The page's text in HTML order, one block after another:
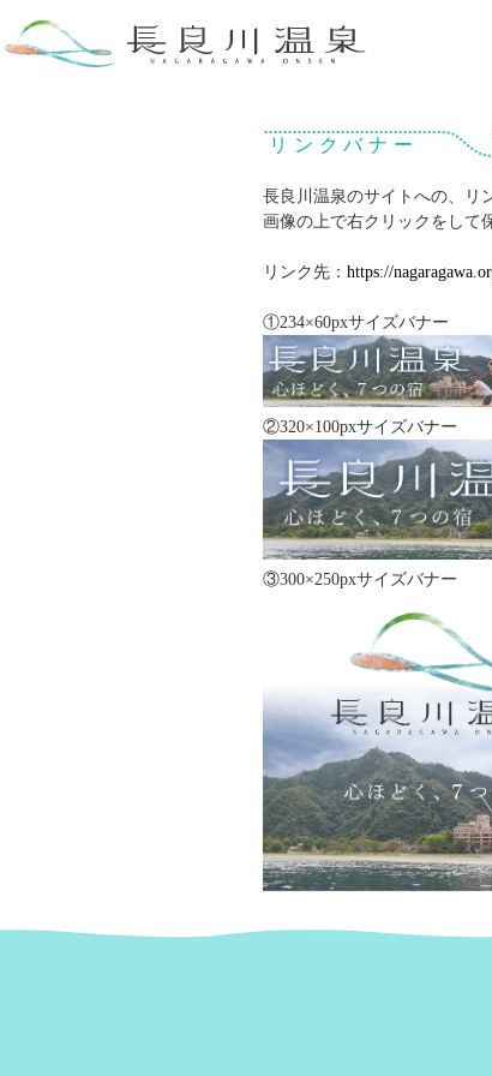
リンクバナー
長良川温泉のサイトへの、リ
画像の上で右クリックをして
リンク先： https://
①234×60pxサイズバナー
②320×100pxサイズバナー
③300×250pxサイズバナー